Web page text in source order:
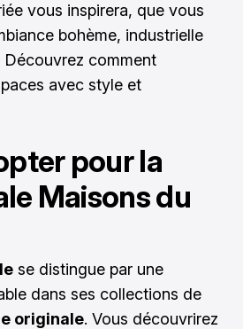
vous inspirera, que vous
bohème, industrielle
comment
avec style et
pour la
Maisons du
se distingue par une
dans ses collections de
originale. Vous découvrirez